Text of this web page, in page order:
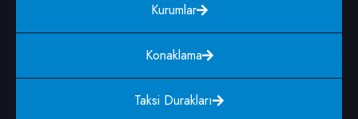
Kurumlar
Konaklama
Taksi Durakları